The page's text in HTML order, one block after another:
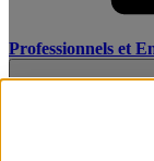
Professionnels et